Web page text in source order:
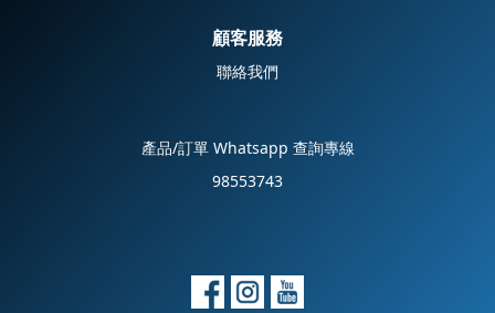
顧客服務
聯絡我們
產品/訂單 Whatsapp 查詢專線
98553743